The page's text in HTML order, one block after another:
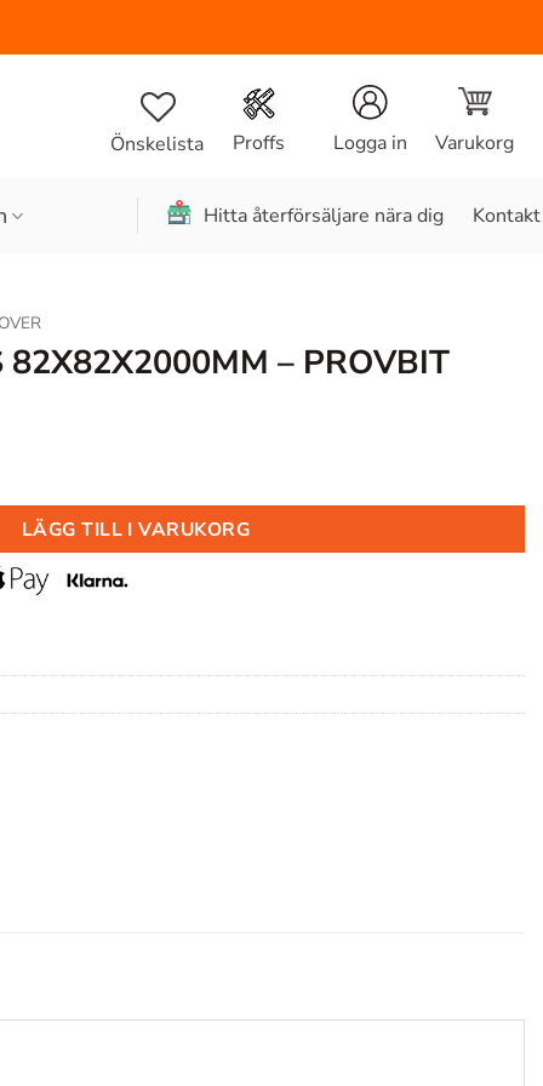
Önskelista Proffs Logga in Varukorg
Hitta återförsäljare nära dig Kontakt
82X82X2000MM – PROVBIT
LÄGG TILL I VARUKORG